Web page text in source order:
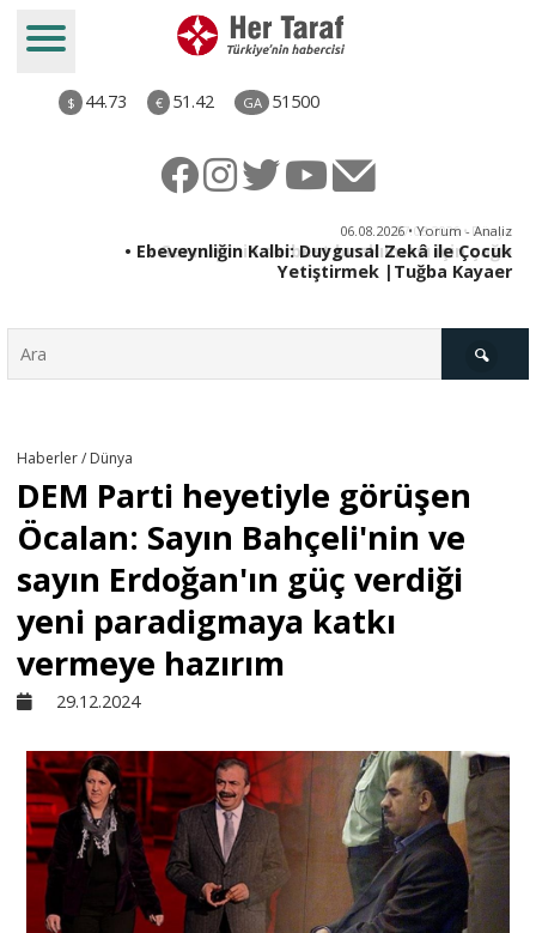
$ 44.73 € 51.42 GA 51500
06.08.2026 • Yorum - Analiz
• Ebeveynliğin Kalbi: Duygusal Zekâ ile Çocuk
Yetiştirmek |Tuğba Kayaer
Derkenar
Sivil Toplum
Kültür - Sanat
Ekonomi
Dünya
Yorum - Analiz
Haberler / Dünya
DEM Parti heyetiyle görüşen
Öcalan: Sayın Bahçeli'nin ve
sayın Erdoğan'ın güç verdiği
yeni paradigmaya katkı
vermeye hazırım
29.12.2024